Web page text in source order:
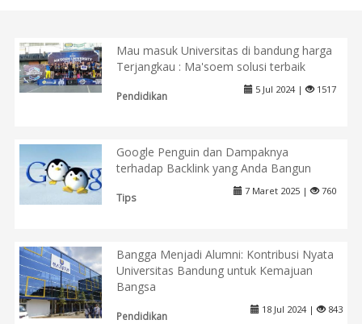
Mau masuk Universitas di bandung harga
Terjangkau : Ma'soem solusi terbaik
Pendidikan
5 Jul 2024 | 1517
Google Penguin dan Dampaknya
terhadap Backlink yang Anda Bangun
Tips
7 Maret 2025 | 760
Bangga Menjadi Alumni: Kontribusi Nyata
Universitas Bandung untuk Kemajuan
Bangsa
Pendidikan
18 Jul 2024 | 843